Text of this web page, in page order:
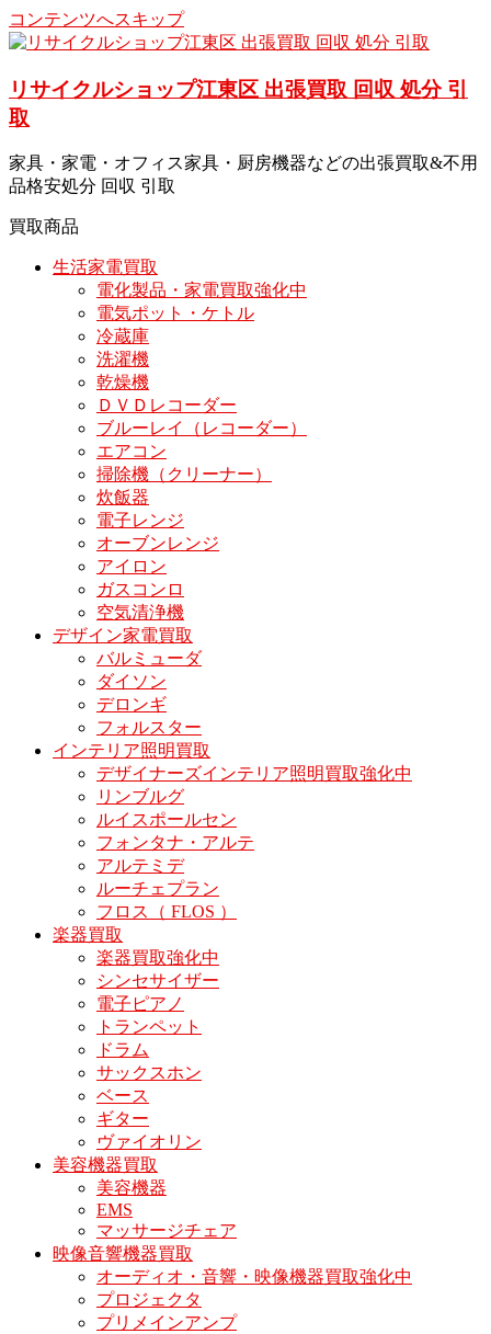
コンテンツへスキップ
リサイクルショップ江東区 出張買取 回収 処分 引
取
家具・家電・オフィス家具・厨房機器などの出張買取&不用
品格安処分 回収 引取
買取商品
生活家電買取
電化製品・家電買取強化中
電気ポット・ケトル
冷蔵庫
洗濯機
乾燥機
ＤＶＤレコーダー
ブルーレイ（レコーダー）
エアコン
掃除機（クリーナー）
炊飯器
電子レンジ
オーブンレンジ
アイロン
ガスコンロ
空気清浄機
デザイン家電買取
バルミューダ
ダイソン
デロンギ
フォルスター
インテリア照明買取
デザイナーズインテリア照明買取強化中
リンブルグ
ルイスポールセン
フォンタナ・アルテ
アルテミデ
ルーチェプラン
フロス（ FLOS ）
楽器買取
楽器買取強化中
シンセサイザー
電子ピアノ
トランペット
ドラム
サックスホン
ベース
ギター
ヴァイオリン
美容機器買取
美容機器
EMS
マッサージチェア
映像音響機器買取
オーディオ・音響・映像機器買取強化中
プロジェクタ
プリメインアンプ